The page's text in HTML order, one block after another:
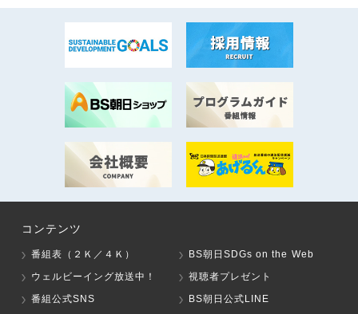
コンテンツ
番組表（２Ｋ／４Ｋ）
BS朝日SDGs on the Web
ウェルビーイング放送中！
視聴者プレゼント
番組公式SNS
BS朝日公式LINE